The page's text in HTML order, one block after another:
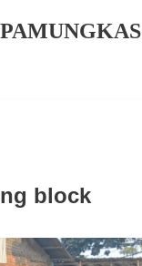
block